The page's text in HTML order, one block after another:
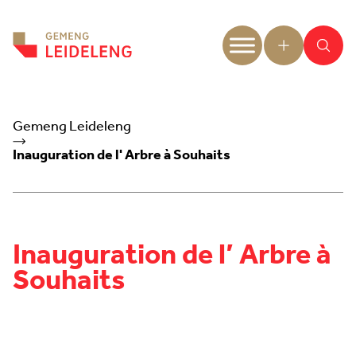
Gemeng Leideleng
Inauguration de l' Arbre à Souhaits
Inauguration de l’ Arbre à
Souhaits